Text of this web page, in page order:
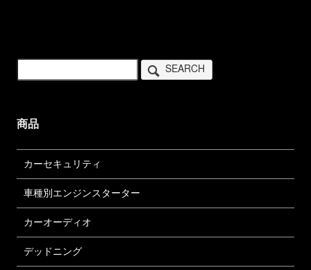
SEARCH
商品
カーセキュリティ
車種別エンジンスターター
カーオーディオ
デッドニング